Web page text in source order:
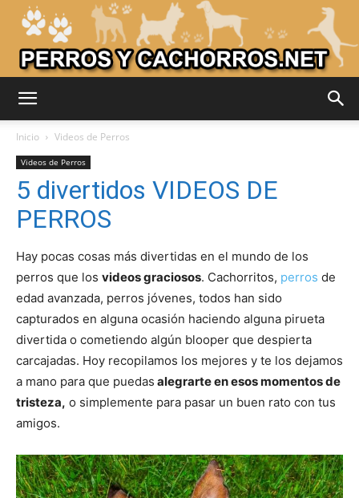
Perros
–
Razas
de
Perros
Inicio Videos de Perros
Videos de Perros
5 divertidos VIDEOS DE
PERROS
Hay pocas cosas más divertidas en el mundo de los
perros que los videos graciosos. Cachorritos, perros de
edad avanzada, perros jóvenes, todos han sido
capturados en alguna ocasión haciendo alguna pirueta
divertida o cometiendo algún blooper que despierta
carcajadas. Hoy recopilamos los mejores y te los dejamos
a mano para que puedas alegrarte en esos momentos de
tristeza, o simplemente para pasar un buen rato con tus
amigos.